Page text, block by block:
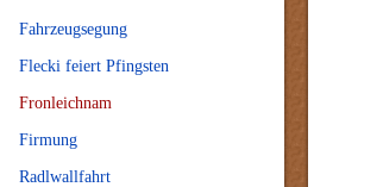
Fahrzeugsegung
Flecki feiert Pfingsten
Fronleichnam
Firmung
Radlwallfahrt